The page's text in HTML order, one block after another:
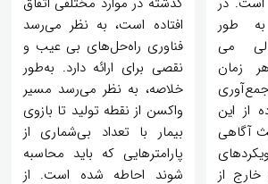
طور
می
زمان
از این
آگاهی
از
افتاده است، به نظر می‌رسد
فناوری راه‌حل‌های بی عیب و
نقصی برای ارائه دارد. به‌طور
خلاصه، به نظر می‌رسد مسیر
واکسن از نقطه تولید تا بازوی
بیمار با تعداد بی‌شماری از
پارامترهایی که باید محاسبه
شوند احاطه شده است. از